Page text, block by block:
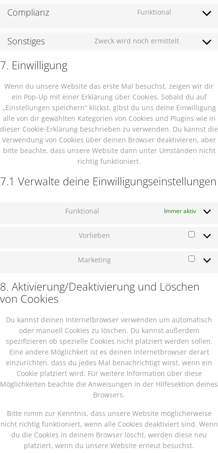
Complianz Funktional
Consent
service
Sonstiges Zweck wird noch ermittelt
Consent
7. Einwilligung
Wenn du unsere Website das erste Mal besuchst, zeigen wir dir
ein Pop-Up mit einer Erklärung über Cookies. Sobald du auf
„Einstellungen speichern“ klickst, gibst du uns deine Einwilligung
alle von dir gewählten Kategorien von Cookies und Plugins wie in
dieser Cookie-Erklärung beschrieben zu verwenden. Du kannst die
Verwendung von Cookies über deinen Browser deaktivieren, aber
bitte beachte, dass unsere Website dann unter Umständen nicht
richtig funktioniert.
7.1 Verwalte deine Einwilligungseinstellungen
Funktional Immer aktiv
Vorlieben
Marketing
8. Aktivierung/Deaktivierung und Löschen
von Cookies
Du kannst deinen Internetbrowser verwenden um automatisch
oder manuell Cookies zu löschen. Du kannst außerdem
spezifizieren ob spezielle Cookies nicht platziert werden sollen.
Eine andere Möglichkeit ist es deinen Internetbrowser derart
einzurichten, dass du jedes Mal benachrichtigt wirst, wenn ein
Cookie platziert wird. Für weitere Information über diese
Möglichkeiten beachte die Anweisungen in der Hilfesektion deines
Browsers.
Bitte nimm zur Kenntnis, dass unsere Website möglicherweise
nicht richtig funktioniert, wenn alle Cookies deaktiviert sind. Wenn
du die Cookies in deinem Browser löscht, werden diese neu
platziert, wenn du unsere Website erneut besuchst.